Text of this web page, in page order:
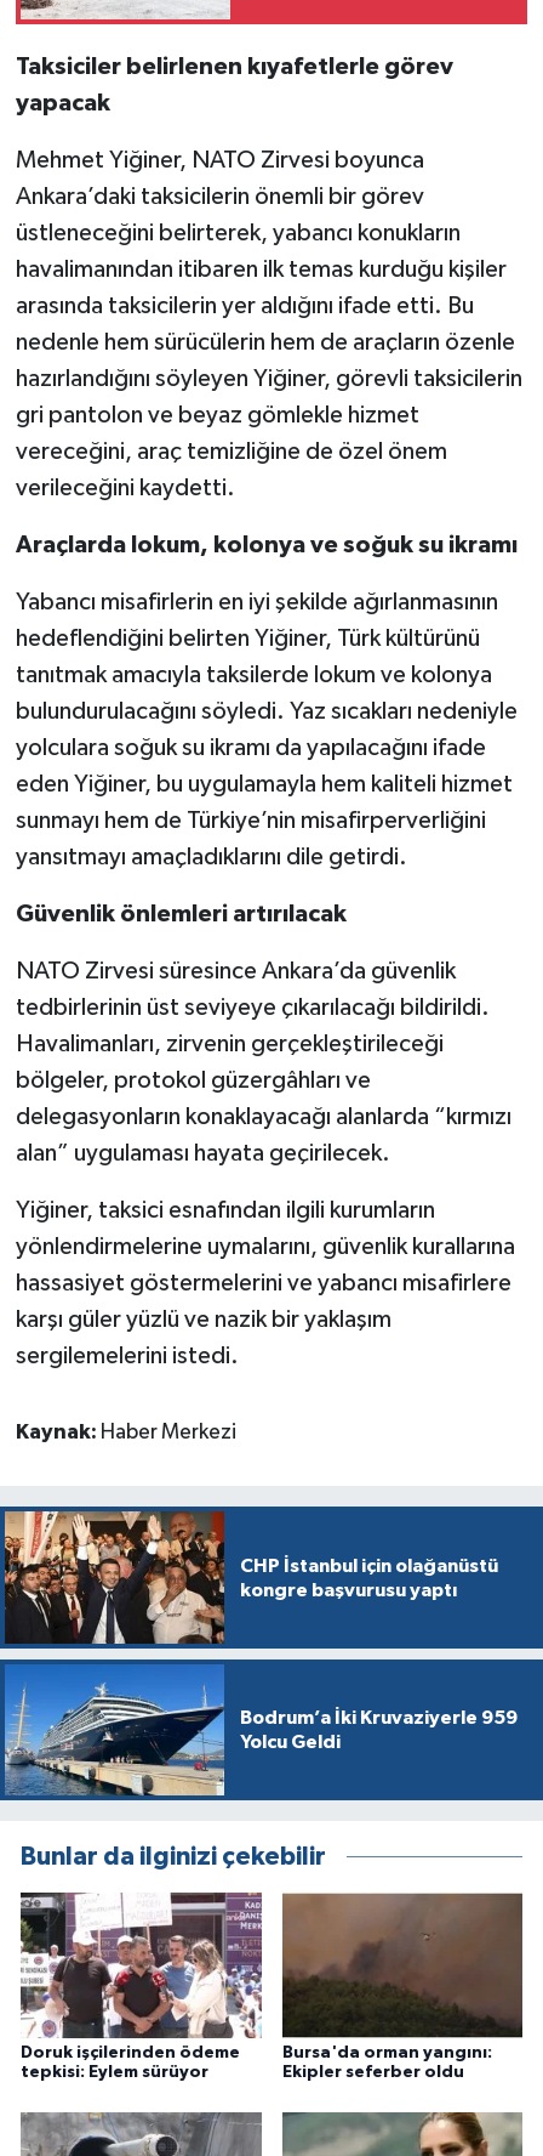
Taksiciler belirlenen kıyafetlerle görev
yapacak
Mehmet Yiğiner, NATO Zirvesi boyunca
Ankara’daki taksicilerin önemli bir görev
üstleneceğini belirterek, yabancı konukların
havalimanından itibaren ilk temas kurduğu kişiler
arasında taksicilerin yer aldığını ifade etti. Bu
nedenle hem sürücülerin hem de araçların özenle
hazırlandığını söyleyen Yiğiner, görevli taksicilerin
gri pantolon ve beyaz gömlekle hizmet
vereceğini, araç temizliğine de özel önem
verileceğini kaydetti.
Araçlarda lokum, kolonya ve soğuk su ikramı
Yabancı misafirlerin en iyi şekilde ağırlanmasının
hedeflendiğini belirten Yiğiner, Türk kültürünü
tanıtmak amacıyla taksilerde lokum ve kolonya
bulundurulacağını söyledi. Yaz sıcakları nedeniyle
yolculara soğuk su ikramı da yapılacağını ifade
eden Yiğiner, bu uygulamayla hem kaliteli hizmet
sunmayı hem de Türkiye’nin misafirperverliğini
yansıtmayı amaçladıklarını dile getirdi.
Güvenlik önlemleri artırılacak
NATO Zirvesi süresince Ankara’da güvenlik
tedbirlerinin üst seviyeye çıkarılacağı bildirildi.
Havalimanları, zirvenin gerçekleştirileceği
bölgeler, protokol güzergâhları ve
delegasyonların konaklayacağı alanlarda “kırmızı
alan” uygulaması hayata geçirilecek.
Yiğiner, taksici esnafından ilgili kurumların
yönlendirmelerine uymalarını, güvenlik kurallarına
hassasiyet göstermelerini ve yabancı misafirlere
karşı güler yüzlü ve nazik bir yaklaşım
sergilemelerini istedi.
Kaynak: Haber Merkezi
CHP İstanbul için olağanüstü
kongre başvurusu yaptı
Bodrum’a İki Kruvaziyerle 959
Yolcu Geldi
Bunlar da ilginizi çekebilir
Doruk işçilerinden ödeme
tepkisi: Eylem sürüyor
Bursa'da orman yangını:
Ekipler seferber oldu